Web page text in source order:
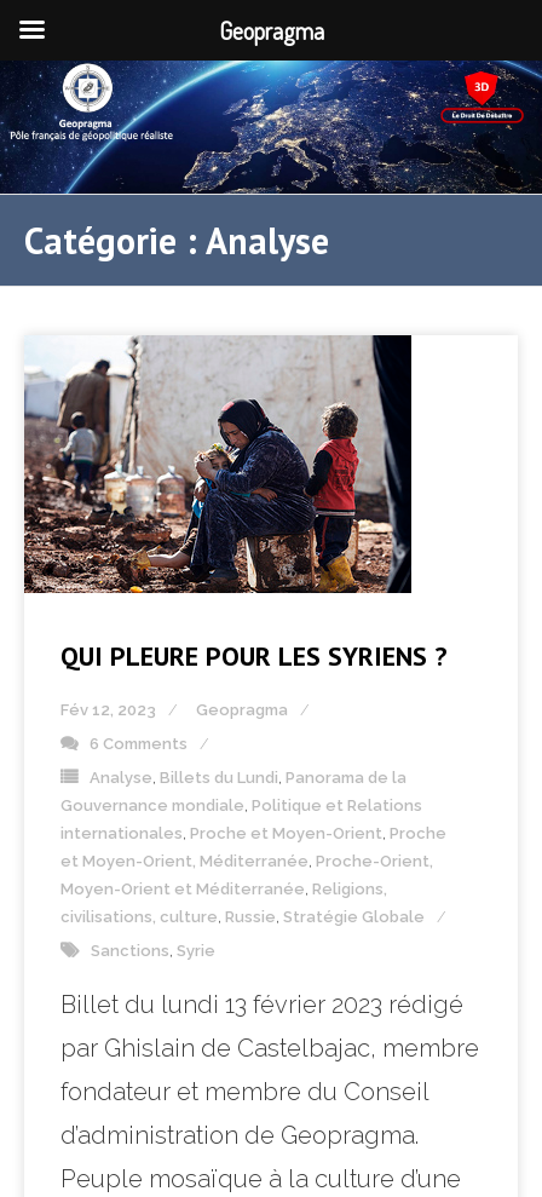
Catégorie : Analyse
QUI PLEURE POUR LES SYRIENS ?
Fév 12, 2023
Geopragma
6 Comments
Analyse Billets du Lundi Panorama de la
Gouvernance mondiale Politique et Relations
internationales Proche et Moyen-Orient Proche
et Moyen-Orient, Méditerranée Proche-Orient,
Moyen-Orient et Méditerranée Religions,
civilisations, culture Russie Stratégie Globale
Sanctions Syrie
Billet du lundi 13 février 2023 rédigé
par Ghislain de Castelbajac, membre
fondateur et membre du Conseil
d’administration de Geopragma.
Peuple mosaïque à la culture d’une
Geopragma